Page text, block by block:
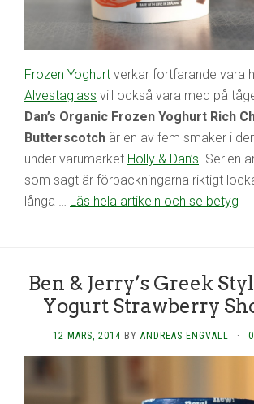
Frozen Yoghurt verkar fortfarande vara
Alvestaglass vill också vara med på
Dan’s Organic Frozen Yoghurt Rich
Butterscotch är en av fem smaker i
under varumärket Holly & Dan’s. Serien
som sagt är förpackningarna riktigt
långa … Läs hela artikeln och se betyg
Ben & Jerry’s Greek
Yogurt Strawberry
12 MARS, 2014 BY ANDREAS ENGVALL ·